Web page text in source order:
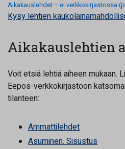
Aikakauslehdet – ei verkkokirjastossa
Kysy lehtien
Aikakauslehtien
Voit etsiä lehtiä aiheen mukaan.
Eepos-verkkokirjastoon
tilanteen:
Ammattilehdet
Asuminen. Sisustus